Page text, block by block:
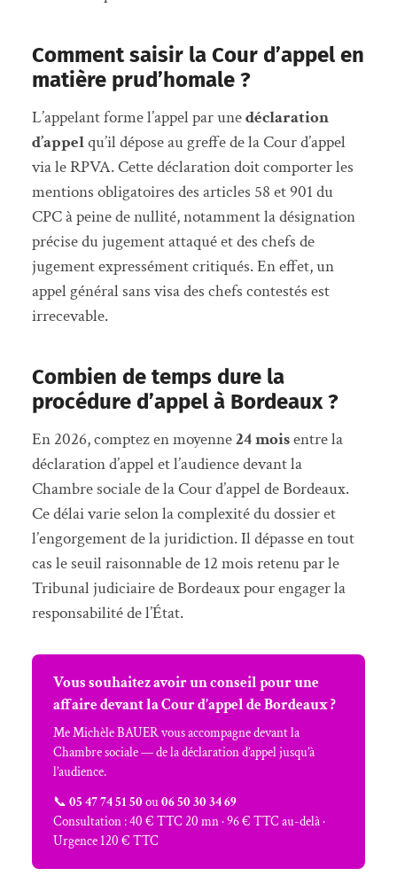
Comment saisir la Cour d’appel en
matière prud’homale ?
L’appelant forme l’appel par unedéclaration
d’appelqu’il dépose au greffe de la Cour d’appel
via le RPVA. Cette déclaration doit comporter les
mentions obligatoires des articles 58 et 901 du
CPC à peine de nullité, notamment la désignation
précise du jugement attaqué et des chefs de
jugement expressément critiqués. En effet, un
appel général sans visa des chefs contestés est
irrecevable.
Combien de temps dure la
procédure d’appel à Bordeaux ?
En 2026, comptez en moyenne24 moisentre la
déclaration d’appel et l’audience devant la
Chambre sociale de la Cour d’appel de Bordeaux.
Ce délai varie selon la complexité du dossier et
l’engorgement de la juridiction. Il dépasse en tout
cas le seuil raisonnable de 12 mois retenu par le
Tribunal judiciaire de Bordeaux pour engager la
responsabilité de l’État.
Vous souhaitez avoir un conseil pour une
affaire devant la Cour d’appel de Bordeaux ?
Me Michèle BAUER vous accompagne devant la
Chambre sociale — de la déclaration d’appel jusqu’à
l’audience.
📞 05 47 74 51 50ou06 50 30 34 69
Consultation : 40 € TTC 20 mn · 96 € TTC au-delà ·
Urgence 120 € TTC